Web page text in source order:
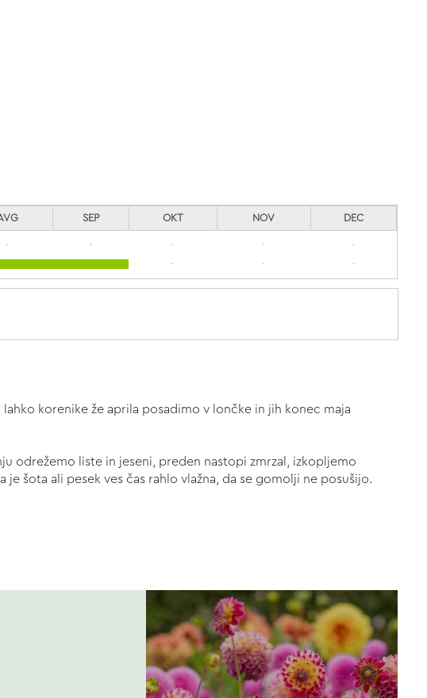
SEP OKT NOV DEC
- - - - -
- - -
korenike že aprila posadimo v lončke in jih konec maja
odrežemo liste in jeseni, preden nastopi zmrzal, izkopljemo
šota ali pesek ves čas rahlo vlažna, da se gomolji ne posušijo.